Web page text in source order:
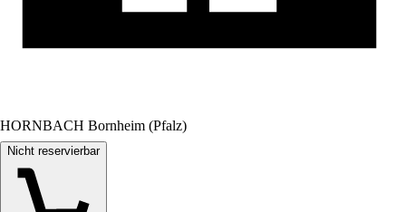
HORNBACH Bornheim (Pfalz)
Nicht reservierbar